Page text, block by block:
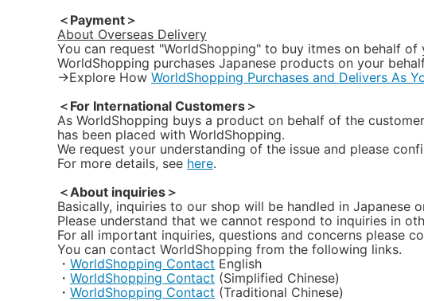
＜Payment＞
About Overseas Delivery
You can request "WorldShopping" to buy itmes on behalf
WorldShopping purchases Japanese products on your
→Explore How WorldShopping Purchases and Delivers As
＜For International Customers＞
As WorldShopping buys a product on behalf of the
has been placed with WorldShopping.
We request your understanding of the issue and please
For more details, see here.
＜About inquiries＞
Basically, inquiries to our shop will be handled in Japanese
Please understand that we cannot respond to inquiries in
For all important inquiries, questions and concerns please
You can contact WorldShopping from the following links.
・ WorldShopping Contact English
・ WorldShopping Contact (Simplified Chinese)
・ WorldShopping Contact (Traditional Chinese)